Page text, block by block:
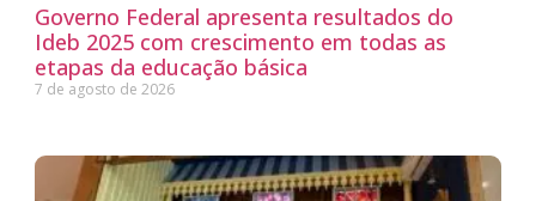
Governo Federal apresenta resultados do
Ideb 2025 com crescimento em todas as
etapas da educação básica
7 de agosto de 2026